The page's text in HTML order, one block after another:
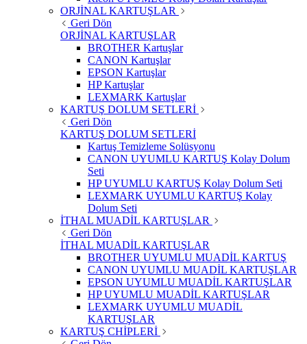
ORJİNAL KARTUŞLAR
Geri Dön
ORJİNAL KARTUŞLAR
BROTHER Kartuşlar
CANON Kartuşlar
EPSON Kartuşlar
HP Kartuşlar
LEXMARK Kartuşlar
KARTUŞ DOLUM SETLERİ
Geri Dön
KARTUŞ DOLUM SETLERİ
Kartuş Temizleme Solüsyonu
CANON UYUMLU KARTUŞ Kolay Dolum
Seti
HP UYUMLU KARTUŞ Kolay Dolum Seti
LEXMARK UYUMLU KARTUŞ Kolay
Dolum Seti
İTHAL MUADİL KARTUŞLAR
Geri Dön
İTHAL MUADİL KARTUŞLAR
BROTHER UYUMLU MUADİL KARTUŞ
CANON UYUMLU MUADİL KARTUŞLAR
EPSON UYUMLU MUADİL KARTUŞLAR
HP UYUMLU MUADİL KARTUŞLAR
LEXMARK UYUMLU MUADİL
KARTUŞLAR
KARTUŞ CHİPLERİ